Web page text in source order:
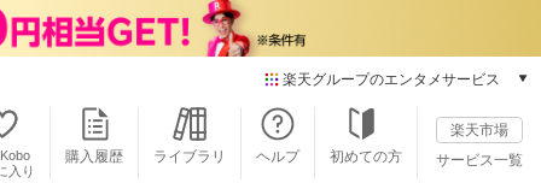
楽天グループのエンタメサービス
本/ゲーム/CD/DVD
電子書籍
楽天Kobo
入り
購入履歴 ライブラリ ヘルプ 初めての方
楽天市場
サービス一覧